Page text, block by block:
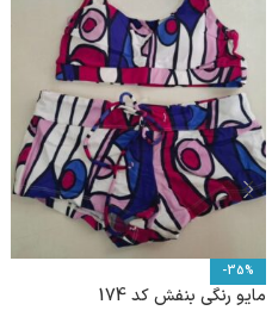
-35%
مایو رنگی بنفش کد 174